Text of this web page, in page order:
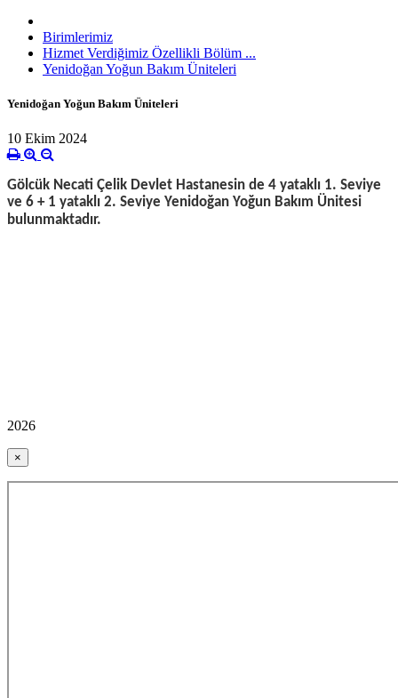
Birimlerimiz
Hizmet Verdiğimiz Özellikli Bölüm ...
Yenidoğan Yoğun Bakım Üniteleri
Yenidoğan Yoğun Bakım Üniteleri
10 Ekim 2024
Gölcük Necati Çelik Devlet Hastanesin de 4 yataklı 1. Seviye
ve 6 + 1 yataklı 2. Seviye Yenidoğan Yoğun Bakım Ünitesi
bulunmaktadır.
2026
×